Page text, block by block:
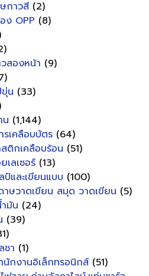
กาวสี (2)
ง OPP (8)
สองหน้า (9)
ขุ่น (33)
(1,144)
เคลือบบัตร (64)
ติกเคลือบร้อน (51)
เลเซอร์ (13)
และเขียนแบบ (100)
าษวาดเขียน สมุด วาดเขียน (5)
มัน (24)
(39)
ชา (1)
กงานอิเล็กทรอนิกส์ (51)